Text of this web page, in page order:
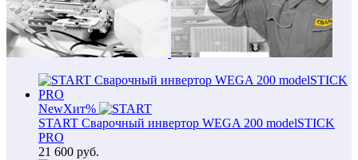
NewХит%
START Сварочный инвертор WEGA 200 modelSTICK
PRO
21 600 руб.